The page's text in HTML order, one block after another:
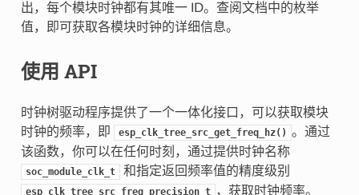
出，每个模块时钟都有其唯一 ID。查阅文档中的枚举
值，即可获取各模块时钟的详细信息。
使用 API
时钟树驱动程序提供了一个一体化接口，可以获取模块
时钟的频率，即
esp_clk_tree_src_get_freq_hz() 。通过
该函数，你可以在任何时刻，通过提供时钟名称
soc_module_clk_t 和指定返回频率值的精度级别
esp_clk_tree_src_freq_precision_t ，获取时钟频率。